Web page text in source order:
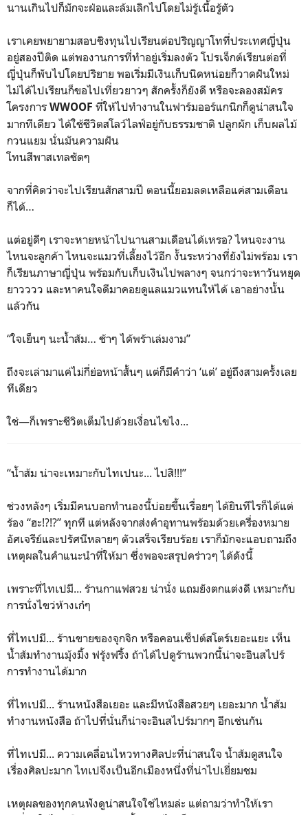
นานเกินไปก็มักจะฝ่อและล้มเลิกไปโดยไม่รู้เนื้อรู้ตัว
เราเคยพยายามสอบชิงทุนไปเรียนต่อปริญญาโทที่ประเทศญี่ปุ่น
อยู่สองปีติด แต่พองานการที่ทำอยู่เริ่มลงตัว โปรเจ็กต์เรียนต่อที่
ญี่ปุ่นก็พับไปโดยปริยาย พอเริ่มมีเงินเก็บนิดหน่อยก็วาดฝันใหม่
ไม่ได้ไปเรียนก็ขอไปเที่ยวยาวๆ สักครั้งก็ยังดี หรือจะลองสมัคร
โครงการ WWOOF ที่ให้ไปทำงานในฟาร์มออร์แกนิกก็ดูน่าสนใจ
มากทีเดียว ได้ใช้ชีวิตสโลว์ไลฟ์อยู่กับธรรมชาติ ปลูกผัก เก็บผลไม้
กวนแยม นั่นมันความฝัน
โทนสีพาสเทลชัดๆ
จากที่คิดว่าจะไปเรียนสักสามปี ตอนนี้ยอมลดเหลือแค่สามเดือน
ก็ได้…
แต่อยู่ดีๆ เราจะหายหน้าไปนานสามเดือนได้เหรอ? ไหนจะงาน
ไหนจะลูกค้า ไหนจะแมวที่เลี้ยงไว้อีก งั้นระหว่างที่ยังไม่พร้อม เรา
ก็เรียนภาษาญี่ปุ่น พร้อมกับเก็บเงินไปพลางๆ จนกว่าจะหาวันหยุด
ยาวววว และหาคนใจดีมาคอยดูแลแมวแทนให้ได้ เอาอย่างนั้น
แล้วกัน
“ใจเย็นๆ นะน้ำส้ม… ช้าๆ ได้พร้าเล่มงาม”
ถึงจะเล่ามาแค่ไม่กี่ย่อหน้าสั้นๆ แต่ก็มีคำว่า ‘แต่’ อยู่ถึงสามครั้งเลย
ทีเดียว
ใช่—ก็เพราะชีวิตเต็มไปด้วยเงื่อนไขไง...
“น้ำส้ม น่าจะเหมาะกับไทเปนะ... ไปสิ!!!”
ช่วงหลังๆ เริ่มมีคนบอกทำนองนี้บ่อยขึ้นเรื่อยๆ ได้ยินทีไรก็ได้แต่
ร้อง “ฮะ!?!?” ทุกที แต่หลังจากส่งคำอุทานพร้อมด้วยเครื่องหมาย
อัศเจรีย์และปรัศนีหลายๆ ตัวเสร็จเรียบร้อย เราก็มักจะแอบถามถึง
เหตุผลในคำแนะนำที่ให้มา ซึ่งพอจะสรุปคร่าวๆ ได้ดังนี้
เพราะที่ไทเปมี... ร้านกาแฟสวย น่านั่ง แถมยังตกแต่งดี เหมาะกับ
การนั่งไขว่ห้างเก๋ๆ
ที่ไทเปมี... ร้านขายของจุกจิก หรือคอนเซ็ปต์สโตร์เยอะแยะ เห็น
น้ำส้มทำงานมุ้งมิ้ง ฟรุ้งฟริ้ง ถ้าได้ไปดูร้านพวกนี้น่าจะอินสไปร์
การทำงานได้มาก
ที่ไทเปมี... ร้านหนังสือเยอะ และมีหนังสือสวยๆ เยอะมาก น้ำส้ม
ทำงานหนังสือ ถ้าไปที่นั่นก็น่าจะอินสไปร์มากๆ อีกเช่นกัน
ที่ไทเปมี... ความเคลื่อนไหวทางศิลปะที่น่าสนใจ น้ำส้มดูสนใจ
เรื่องศิลปะมาก ไทเปจึงเป็นอีกเมืองหนึ่งที่น่าไปเยี่ยมชม
เหตุผลของทุกคนฟังดูน่าสนใจใช่ไหมล่ะ แต่ถามว่าทำให้เรา